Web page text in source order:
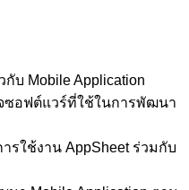
บ Mobile Application
ซอฟต์แวร์ที่ใช้ในการพัฒนา
รใช้งาน AppSheet ร่วมกับ